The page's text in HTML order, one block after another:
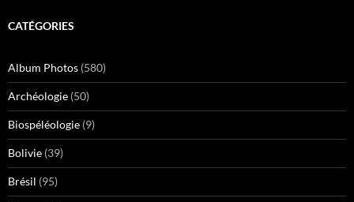
CATÉGORIES
Album Photos (580)
Archéologie (50)
Biospéléologie (9)
Bolivie (39)
Brésil (95)